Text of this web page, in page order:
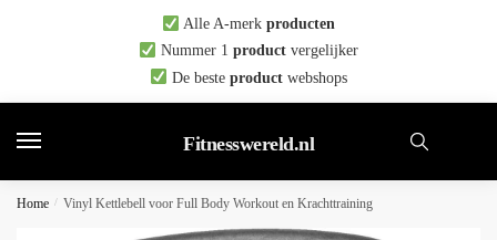
Alle A-merk producten
Nummer 1 productvergelijker
De beste productwebshops
Fitnesswereld.nl
Home / Vinyl Kettlebell voor Full Body Workout en Krachttraining